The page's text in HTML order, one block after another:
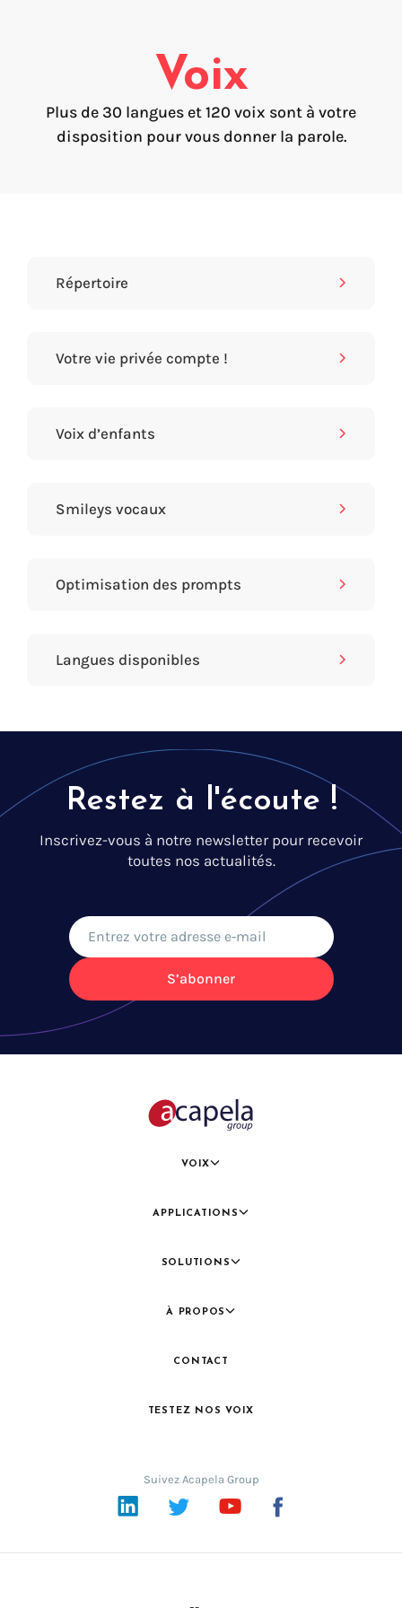
Prêt-à-parler
Voix
Plus de 30 langues et 120 voix sont à votre
disposition pour vous donner la parole.
Répertoire
Votre vie privée compte !
Voix d’enfants
Smileys vocaux
Optimisation des prompts
Langues disponibles
Restez à l'écoute !
Inscrivez-vous à notre newsletter pour recevoir
toutes nos actualités.
S’abonner
VOIX
APPLICATIONS
SOLUTIONS
À PROPOS
CONTACT
TESTEZ NOS VOIX
Suivez Acapela Group
LinkedInTwitterYouTube